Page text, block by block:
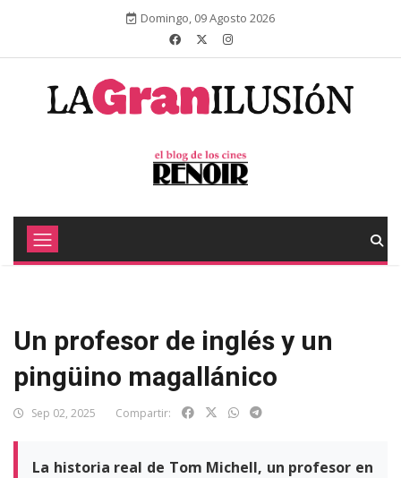
Domingo, 09 Agosto 2026
Un profesor de inglés y un
pingüino magallánico
Sep 02, 2025 Compartir:
La historia real de Tom Michell, un profesor en